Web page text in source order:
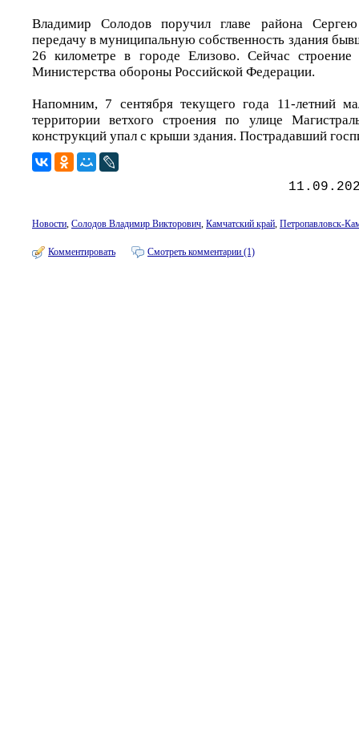
Владимир Солодов поручил главе района
передачу в муниципальную собственность здания
26 километре в городе Елизово. Сейчас строение
Министерства обороны Российской Федерации.
Напомним, 7 сентября текущего года 11-летний
территории ветхого строения по улице
конструкций упал с крыши здания. Пострадавший
Новости, Солодов Владимир Викторович, Камчатский край, Петропавловск-
Комментировать Смотреть комментарии (1)